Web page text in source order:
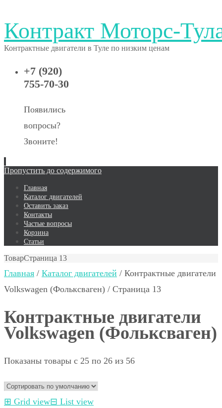
Контракт Моторс-
Контрактные двигатели в Туле по низким ценам
+7 (920)
755-70-30
Появились
вопросы?
Звоните!
Пропустить до содержимого
Главная
Каталог двигателей
Оставить заказ
Контакты
Частые вопросы
Корзина
Статьи
ТоварСтраница 13
Главная / Каталог двигателей / Контрактные двигатели
Volkswagen (Фольксваген) / Страница 13
Контрактные двигатели
Volkswagen (Фольксваген)
Показаны товары с 25 по 26 из 56
⊞ Grid view⊟ List view